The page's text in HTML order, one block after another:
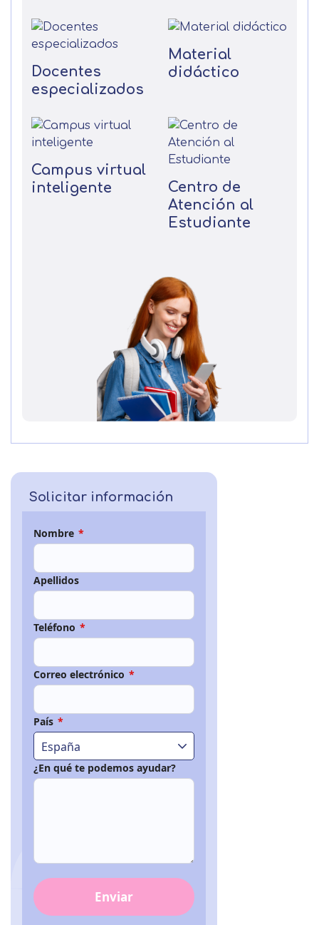
Docentes
especializados
Material
didáctico
Campus virtual
inteligente
Centro de
Atención al
Estudiante
Solicitar información
Nombre *
Apellidos
Teléfono *
Correo electrónico *
País *
España
¿En qué te podemos ayudar?
Enviar